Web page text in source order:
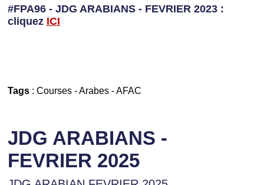
#FPA96 - JDG ARABIANS - FEVRIER 2023 :
cliquez ICI
Tags: Courses-Arabes-AFAC
JDG ARABIANS -
FEVRIER 2025